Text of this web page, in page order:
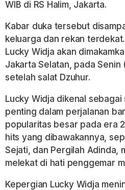
WIB di RS Halim, Jakarta.
Kabar duka tersebut
keluarga dan rekan terdekat.
Lucky Widja akan
Jakarta Selatan, pada Senin
setelah salat Dzuhur.
Lucky Widja dikenal sebagai
penting dalam perjalanan
popularitas besar pada era
hits yang dibawakannya,
Sejati, dan Pergilah Adinda,
melekat di hati penggemar
Kepergian Lucky Widja